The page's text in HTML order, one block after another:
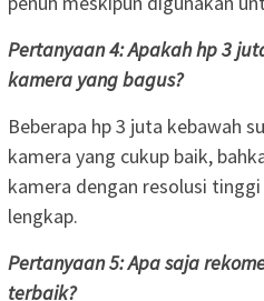
Pertanyaan 4: Apakah hp 3
kamera yang bagus?
Beberapa hp 3 juta kebawah
kamera yang cukup baik,
kamera dengan resolusi
lengkap.
Pertanyaan 5: Apa saja
terbaik?